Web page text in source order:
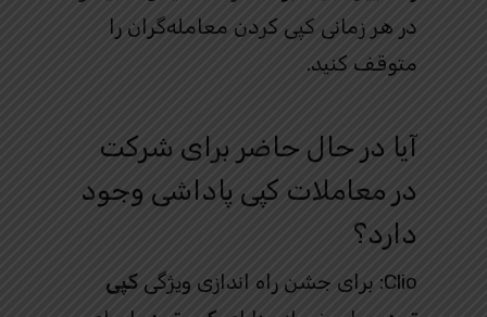
در هر زمانی کپی کردن معامله‌گران را
متوقف کنید.
آیا در حال حاضر برای شرکت
در معاملات کپی پاداشی وجود
دارد؟
Clio: برای جشن راه اندازی ویژگی
کپی